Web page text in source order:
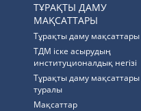
ТҰРАҚТЫ ДАМУ
МАҚСАТТАРЫ
Тұрақты даму мақсаттары
ТДМ іске асырудың
институционалдық негізі
Тұрақты даму мақсаттары
туралы
Мақсаттар